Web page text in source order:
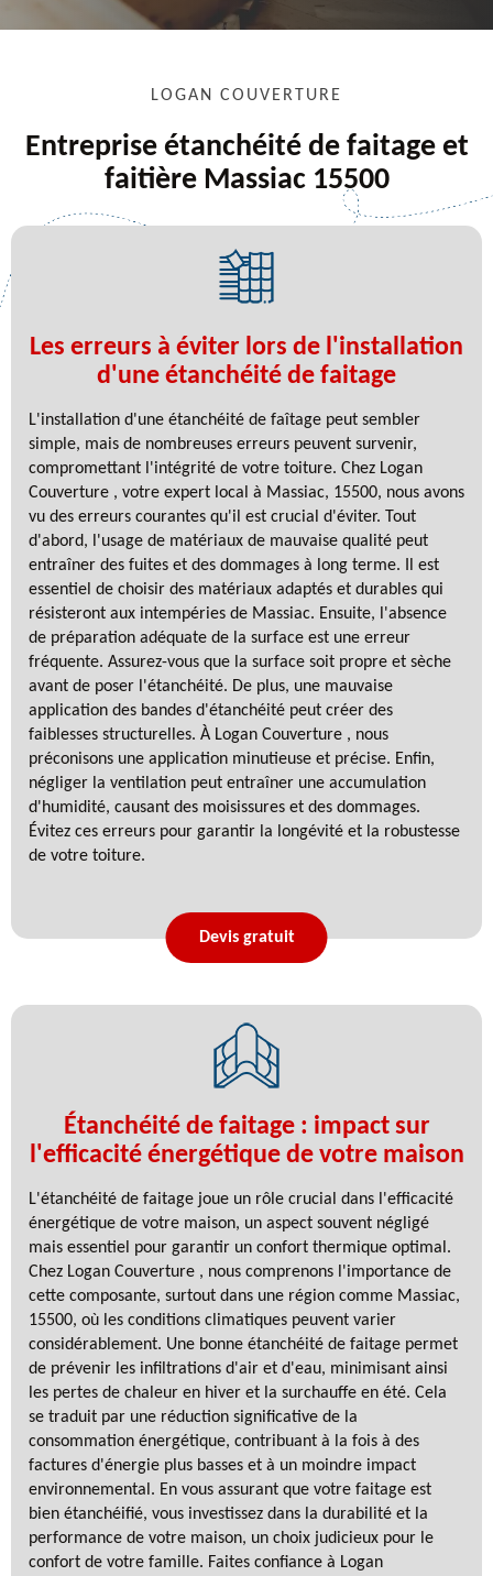
LOGAN COUVERTURE
Entreprise étanchéité de faitage et
faitière Massiac 15500
Les erreurs à éviter lors de l'installation
d'une étanchéité de faitage
L'installation d'une étanchéité de faîtage peut sembler
simple, mais de nombreuses erreurs peuvent survenir,
compromettant l'intégrité de votre toiture. Chez Logan
Couverture , votre expert local à Massiac, 15500, nous avons
vu des erreurs courantes qu'il est crucial d'éviter. Tout
d'abord, l'usage de matériaux de mauvaise qualité peut
entraîner des fuites et des dommages à long terme. Il est
essentiel de choisir des matériaux adaptés et durables qui
résisteront aux intempéries de Massiac. Ensuite, l'absence
de préparation adéquate de la surface est une erreur
fréquente. Assurez-vous que la surface soit propre et sèche
avant de poser l'étanchéité. De plus, une mauvaise
application des bandes d'étanchéité peut créer des
faiblesses structurelles. À Logan Couverture , nous
préconisons une application minutieuse et précise. Enfin,
négliger la ventilation peut entraîner une accumulation
d'humidité, causant des moisissures et des dommages.
Évitez ces erreurs pour garantir la longévité et la robustesse
de votre toiture.
Devis gratuit
Étanchéité de faitage : impact sur
l'efficacité énergétique de votre maison
L'étanchéité de faitage joue un rôle crucial dans l'efficacité
énergétique de votre maison, un aspect souvent négligé
mais essentiel pour garantir un confort thermique optimal.
Chez Logan Couverture , nous comprenons l'importance de
cette composante, surtout dans une région comme Massiac,
15500, où les conditions climatiques peuvent varier
considérablement. Une bonne étanchéité de faitage permet
de prévenir les infiltrations d'air et d'eau, minimisant ainsi
les pertes de chaleur en hiver et la surchauffe en été. Cela
se traduit par une réduction significative de la
consommation énergétique, contribuant à la fois à des
factures d'énergie plus basses et à un moindre impact
environnemental. En vous assurant que votre faitage est
bien étanchéifié, vous investissez dans la durabilité et la
performance de votre maison, un choix judicieux pour le
confort de votre famille. Faites confiance à Logan